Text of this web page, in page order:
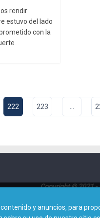
rendir
estuvo del lado
con la
Paginación
de
222 223 …
Copyright © 2021 -
y anuncios, para